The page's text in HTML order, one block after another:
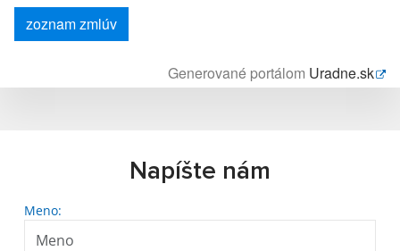
zoznam zmlúv
Generované portálom Uradne.sk
Napíšte nám
Meno: